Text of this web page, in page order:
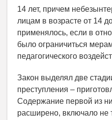
14 лет, причем
лицам в возрасте от 14
применялось, если в
было ограничиться
педагогического
Закон выделял две
преступления –
Содержание первой из
расширено, включало не